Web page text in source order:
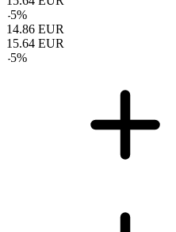
-5%
14.86 EUR
15.64 EUR
-5%